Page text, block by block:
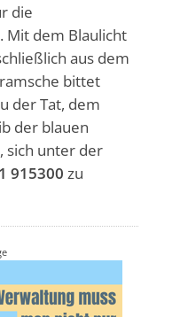
die
Mit dem Blaulicht
aus dem
bittet
der Tat, dem
der blauen
sich unter der
915300 zu